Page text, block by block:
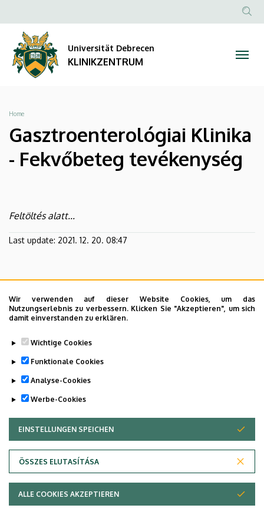
Wir verwenden auf dieser Website Cookies, um das
Nutzungserlebnis zu verbessern. Klicken Sie "Akzeptieren", um sich
damit einverstanden zu erklären.
Wichtige Cookies
Funktionale Cookies
Analyse-Cookies
Werbe-Cookies
EINSTELLUNGEN SPEICHEN
ÖSSZES ELUTASÍTÁSA
ZUSTIMMUNG ZURÜCKZIEHEN
ALLE COOKIES AKZEPTIEREN
Klinika
Fekvőbeteg
tevékenység
KLINIKZENTRUM
zum
Inhalt
Anonim
Universität Debrecen
KLINIKZENTRUM
Breadcrumb
Home
Gasztroenterológiai Klinika
- Fekvőbeteg tevékenység
KK
Feltöltés alatt...
Last update: 2021. 12. 20. 08:47
Adatvédelem
Copyright © 2026 Unideb